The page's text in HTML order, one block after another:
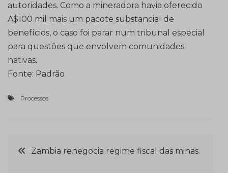
autoridades. Como a mineradora havia oferecido
A$100 mil mais um pacote substancial de
benefícios, o caso foi parar num tribunal especial
para questões que envolvem comunidades
nativas.
Fonte: Padrão
Processos
Navegação
Zambia renegocia regime fiscal das minas